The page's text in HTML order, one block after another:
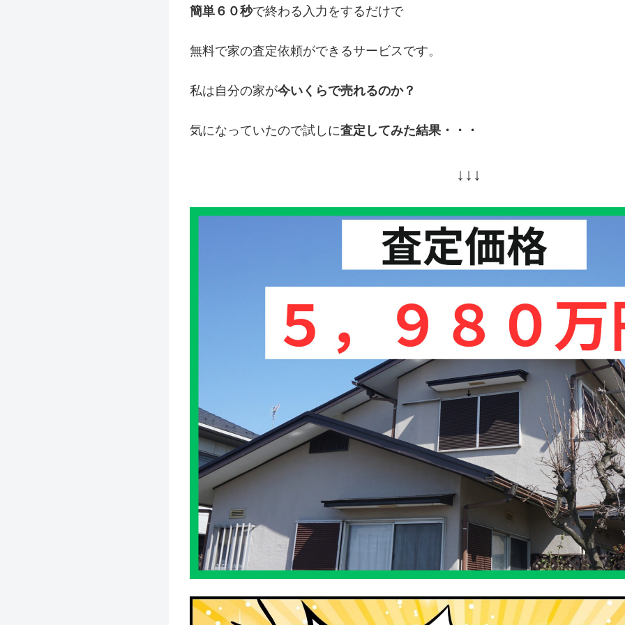
簡単６０秒で終わる入力をするだけで
無料で家の査定依頼ができるサービスです。
私は自分の家が今いくらで売れるのか？
気になっていたので試しに査定してみた結果・・・
↓↓↓